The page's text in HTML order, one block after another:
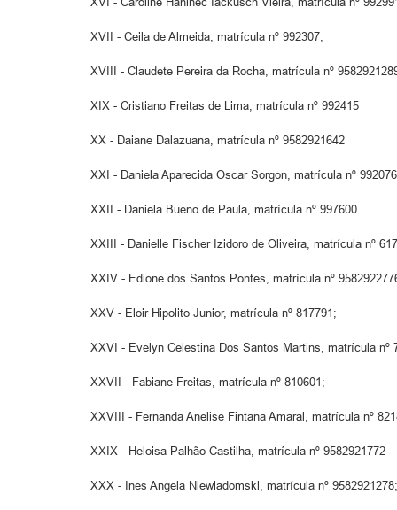
XVII - Ceila de Almeida, matrícula nº 992307;
XVIII - Claudete Pereira da Rocha, matrícula nº
XIX - Cristiano Freitas de Lima, matrícula nº 992415
XX - Daiane Dalazuana, matrícula nº 9582921642
XXI - Daniela Aparecida Oscar Sorgon, matrícula nº 992076
XXII - Daniela Bueno de Paula, matrícula nº 997600
XXIII - Danielle Fischer Izidoro de Oliveira, matrícula nº
XXIV - Edione dos Santos Pontes, matrícula nº
XXV - Eloir Hipolito Junior, matrícula nº 817791;
XXVI - Evelyn Celestina Dos Santos Martins, matrícula nº
XXVII - Fabiane Freitas, matrícula nº 810601;
XXVIII - Fernanda Anelise Fintana Amaral, matrícula nº
XXIX - Heloisa Palhão Castilha, matrícula nº 9582921772
XXX - Ines Angela Niewiadomski, matrícula nº 9582921278;